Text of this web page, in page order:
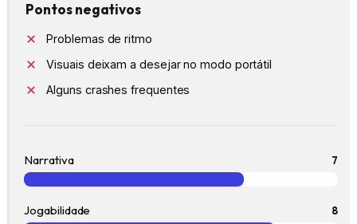
Pontos negativos
Problemas de ritmo
Visuais deixam a desejar no modo portátil
Alguns crashes frequentes
Narrativa 7
Jogabilidade 8